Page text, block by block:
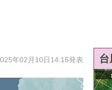
年02月10日14:15発表